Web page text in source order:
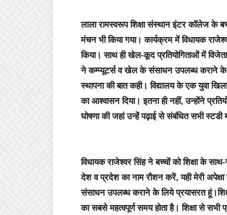
लाला रामस्वरूप शिक्षा संस्थान इंटर कॉलेज के
मंचन भी किया गया। कार्यक्रम में विधायक
किया। साथ ही खेल-कूद प्रतियोगिताओं में
ने कम्प्यूटर्स व खेल के संसाधन उपलब्ध कराने के
स्थापना की बात कही। विद्यालय के एक युवा
का आश्वासन दिया। इतना ही नहीं, उन्होंने
घोषणा की जहां उन्हें पढ़ाई से संबंधित सभी
विधायक राजेश्वर सिंह ने बच्चों को शिक्षा के
देश व प्रदेश का नाम रौशन करें, यही मेरी
संसाधन उपलब्ध कराने के लिये प्रयासरत
का सबसे महत्वपूर्ण समय होता है। शिक्षा से सभी